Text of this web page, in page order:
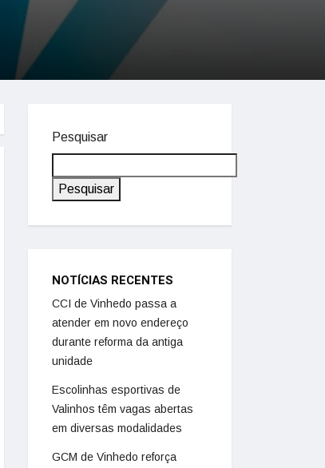
Pesquisar
Pesquisar
NOTÍCIAS RECENTES
CCI de Vinhedo passa a
atender em novo endereço
durante reforma da antiga
unidade
Escolinhas esportivas de
Valinhos têm vagas abertas
em diversas modalidades
GCM de Vinhedo reforça